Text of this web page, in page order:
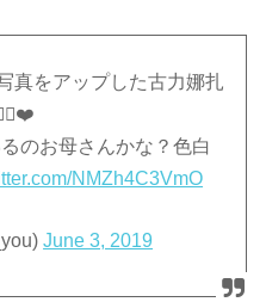
真をアップした古力娜扎
のお母さんかな？色白
NMZh4C3VmO
June 3, 2019